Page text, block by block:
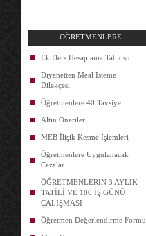
ÖĞRETMENLERE
Ek Ders Hesaplama Tablosu
Diyanetten Meal İsteme
Dilekçesi
Öğretmenlere 40 Tavsiye
Altın Öneriler
MEB İlişik Kesme İşlemleri
Öğretmenlere Uygulanacak
Cezalar
ÖĞRETMENLERIN 3 AYLIK
TATİLİ VE 180 İŞ GÜNÜ
ÇALIŞMASI
Öğretmen Değerlendirme Formu